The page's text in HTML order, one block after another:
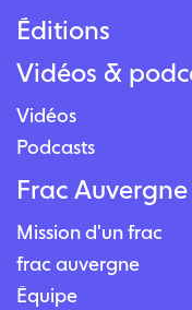
Éditions
Vidéos &
Vidéos
Podcasts
Frac Auvergne
Mission d'un frac
frac auvergne
Équipe